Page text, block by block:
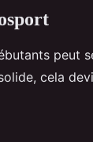
peut
cela